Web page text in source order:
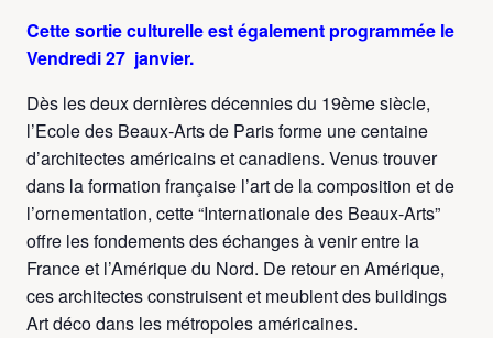
Cette sortie culturelle est également programmée le
Vendredi 27 janvier.
Dès les deux dernières décennies du 19ème siècle,
l’Ecole des Beaux-Arts de Paris forme une centaine
d’architectes américains et canadiens. Venus trouver
dans la formation française l’art de la composition et de
l’ornementation, cette “Internationale des Beaux-Arts”
offre les fondements des échanges à venir entre la
France et l’Amérique du Nord. De retour en Amérique,
ces architectes construisent et meublent des buildings
Art déco dans les métropoles américaines.